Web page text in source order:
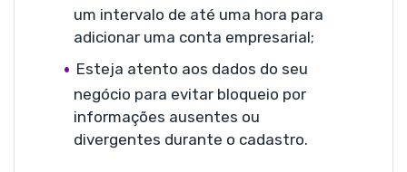
um intervalo de até uma hora para
adicionar uma conta empresarial;
Esteja atento aos dados do seu
negócio para evitar bloqueio por
informações ausentes ou
divergentes durante o cadastro.